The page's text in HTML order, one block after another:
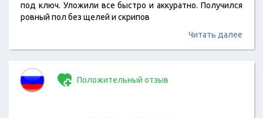
под ключ. Уложили все быстро и аккуратно. Получился
ровный пол без щелей и скрипов
Читать далее
Положительный отзыв